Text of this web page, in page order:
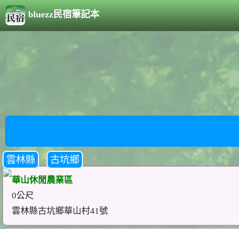
bluezz民宿筆記本
雲林縣 古坑鄉
華山休閒農業區
0公尺
雲林縣古坑鄉華山村41號